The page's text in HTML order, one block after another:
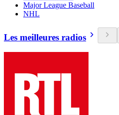
Major League Baseball
NHL
Les meilleures radios